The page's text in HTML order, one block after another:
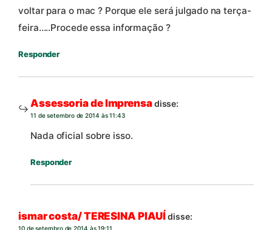
voltar para o mac ? Porque ele será julgado na terça-
feira…..Procede essa informação ?
Responder
Assessoria de Imprensadisse:
11 de setembro de 2014 às 11:43
Nada oficial sobre isso.
Responder
ismar costa/ TERESINA PIAUÍdisse:
10 de setembro de 2014 às 19:11